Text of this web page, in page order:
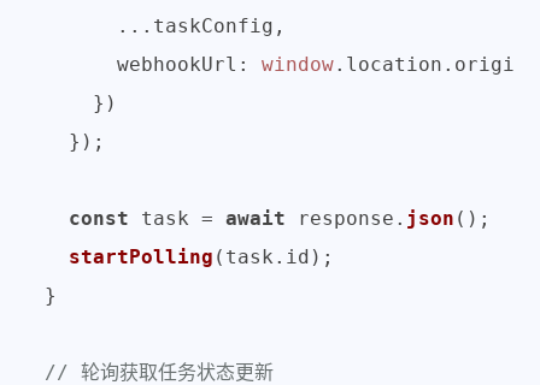
      ...taskConfig,
webhookUrl : window. location . origin
    })
  });
const task = await response. json ();
startPolling (task. id );
}
// 轮询获取任务状态更新